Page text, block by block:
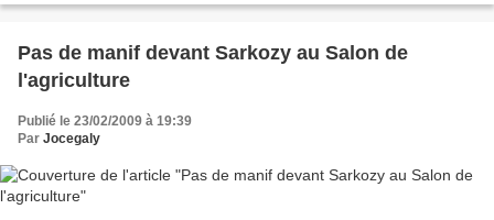
Pas de manif devant Sarkozy au Salon de
l'agriculture
Publié le 23/02/2009 à 19:39
Par Jocegaly